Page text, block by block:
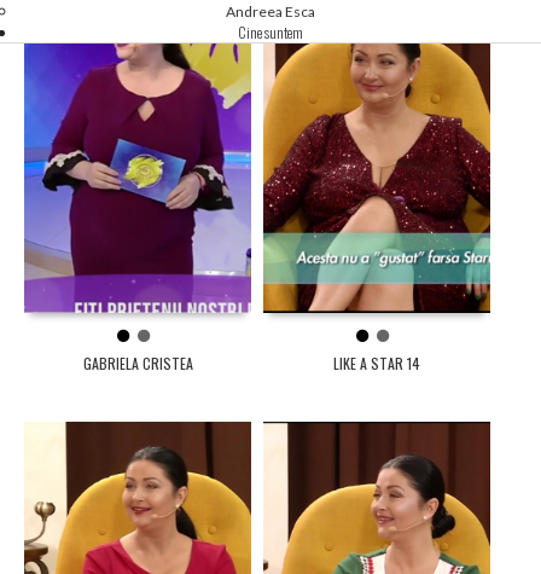
Andreea Esca
Cine suntem
1 2
GABRIELA CRISTEA
1 2
LIKE A STAR 14